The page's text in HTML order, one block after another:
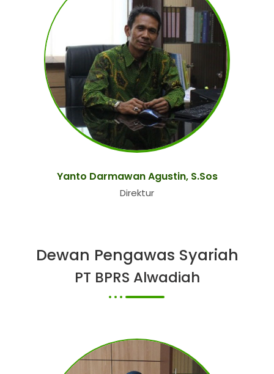
Yanto Darmawan Agustin, S.Sos
Direktur
Dewan Pengawas Syariah
PT BPRS Alwadiah